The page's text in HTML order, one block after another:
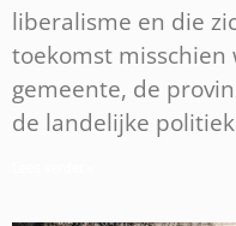
liberalisme en die
toekomst
gemeente, de
de landelijke